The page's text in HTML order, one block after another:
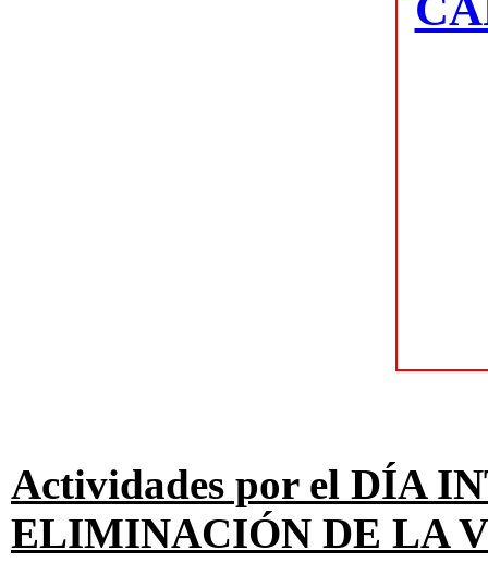
Actividades por el DÍA
ELIMINACIÓN DE LA